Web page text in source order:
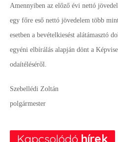
Amennyiben az előző évi nettó
egy főre eső nettó jövedelem több
esetben a bevételkiesést alátámasztó
egyéni elbírálás alapján dönt a
odaítéléséről.
Szebellédi Zoltán
polgármester
Kapcsolódó hírek